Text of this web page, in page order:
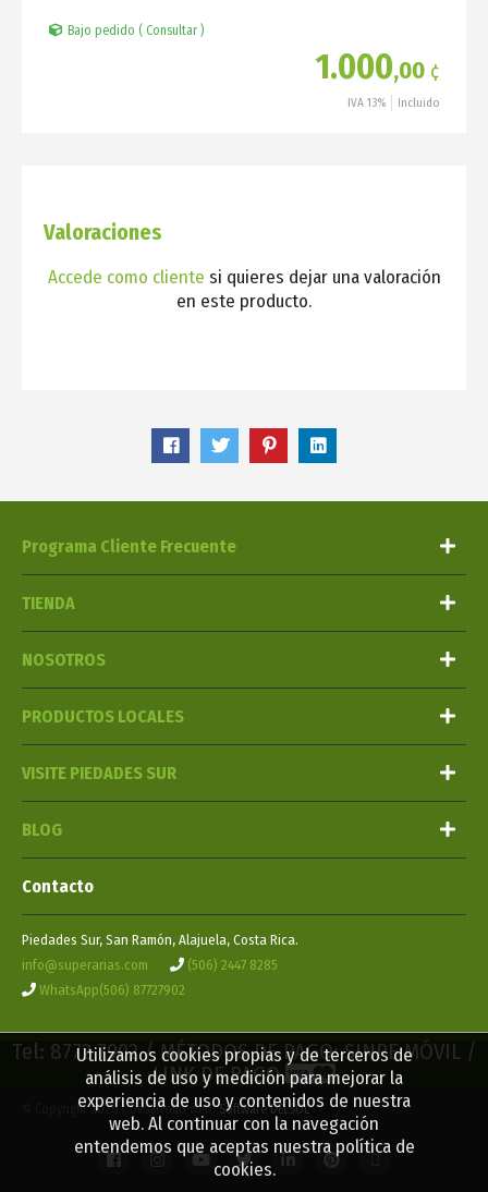
Bajo pedido ( Consultar )
1.000,00 ¢
IVA 13% Incluido
Valoraciones
Accede como cliente si quieres dejar una valoración
en este producto.
Programa Cliente Frecuente
TIENDA
NOSOTROS
PRODUCTOS LOCALES
VISITE PIEDADES SUR
BLOG
Contacto
Piedades Sur, San Ramón, Alajuela, Costa Rica.
info@superarias.com
(506) 2447 8285
WhatsApp(506) 87727902
Tel: 8772 7902 / MÉTODOS DE PAGO: SINPE MÓVIL /
LINK DE PAGO
© Copyright 2026 | Desarrollo web:Software DELSOL
Utilizamos cookies propias y de terceros de
análisis de uso y medición para mejorar la
experiencia de uso y contenidos de nuestra
web. Al continuar con la navegación
entendemos que aceptas nuestra política de
cookies.